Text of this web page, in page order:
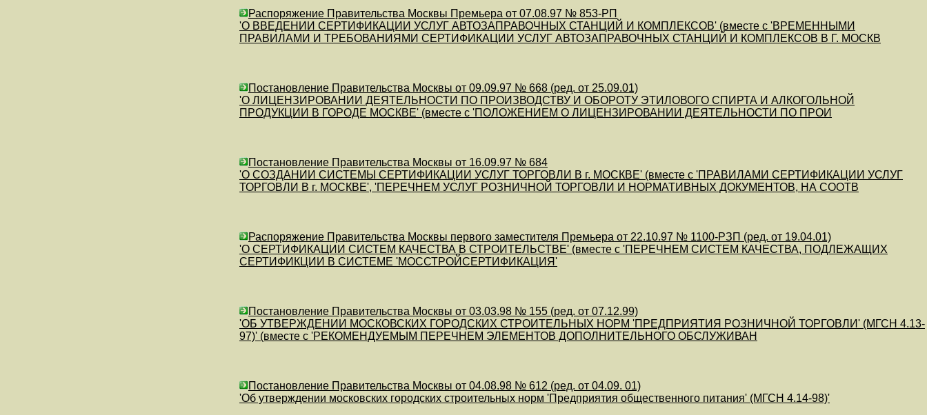
Распоряжение Правительства Москвы Премьера от 07.08.97 № 853-РП
'О ВВЕДЕНИИ СЕРТИФИКАЦИИ УСЛУГ АВТОЗАПРАВОЧНЫХ СТАНЦИЙ И КОМПЛЕКСОВ' (вместе с 'ВРЕМЕННЫМИ
ПРАВИЛАМИ И ТРЕБОВАНИЯМИ СЕРТИФИКАЦИИ УСЛУГ АВТОЗАПРАВОЧНЫХ СТАНЦИЙ И КОМПЛЕКСОВ В Г. МОСКВ
Постановление Правительства Москвы от 09.09.97 № 668 (ред. от 25.09.01)
'О ЛИЦЕНЗИРОВАНИИ ДЕЯТЕЛЬНОСТИ ПО ПРОИЗВОДСТВУ И ОБОРОТУ ЭТИЛОВОГО СПИРТА И АЛКОГОЛЬНОЙ
ПРОДУКЦИИ В ГОРОДЕ МОСКВЕ' (вместе с 'ПОЛОЖЕНИЕМ О ЛИЦЕНЗИРОВАНИИ ДЕЯТЕЛЬНОСТИ ПО ПРОИ
Постановление Правительства Москвы от 16.09.97 № 684
'О СОЗДАНИИ СИСТЕМЫ СЕРТИФИКАЦИИ УСЛУГ ТОРГОВЛИ В г. МОСКВЕ' (вместе с 'ПРАВИЛАМИ СЕРТИФИКАЦИИ УСЛУГ
ТОРГОВЛИ В г. МОСКВЕ', 'ПЕРЕЧНЕМ УСЛУГ РОЗНИЧНОЙ ТОРГОВЛИ И НОРМАТИВНЫХ ДОКУМЕНТОВ, НА СООТВ
Распоряжение Правительства Москвы первого заместителя Премьера от 22.10.97 № 1100-РЗП (ред. от 19.04.01)
'О СЕРТИФИКАЦИИ СИСТЕМ КАЧЕСТВА В СТРОИТЕЛЬСТВЕ' (вместе с 'ПЕРЕЧНЕМ СИСТЕМ КАЧЕСТВА, ПОДЛЕЖАЩИХ
СЕРТИФИКЦИИ В СИСТЕМЕ 'МОССТРОЙСЕРТИФИКАЦИЯ'
Постановление Правительства Москвы от 03.03.98 № 155 (ред. от 07.12.99)
'ОБ УТВЕРЖДЕНИИ МОСКОВСКИХ ГОРОДСКИХ СТРОИТЕЛЬНЫХ НОРМ 'ПРЕДПРИЯТИЯ РОЗНИЧНОЙ ТОРГОВЛИ' (МГСН 4.13-
97)' (вместе с 'РЕКОМЕНДУЕМЫМ ПЕРЕЧНЕМ ЭЛЕМЕНТОВ ДОПОЛНИТЕЛЬНОГО ОБСЛУЖИВАН
Постановление Правительства Москвы от 04.08.98 № 612 (ред. от 04.09. 01)
'Об утверждении московских городских строительных норм 'Предприятия общественного питания' (МГСН 4.14-98)'